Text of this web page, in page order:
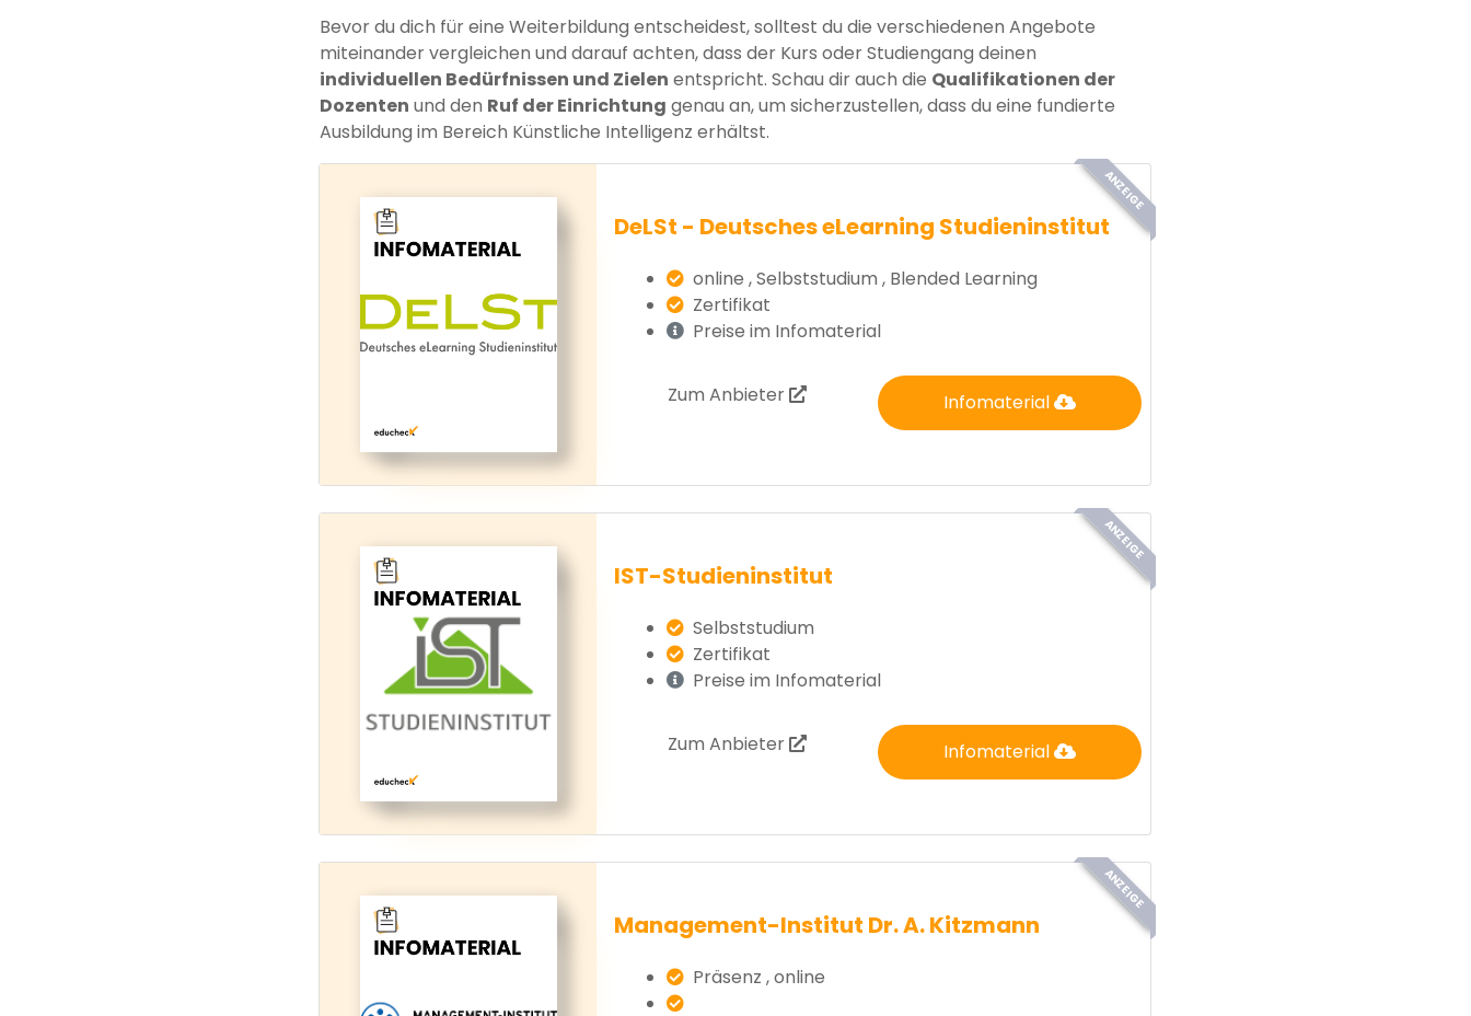
Bevor du dich für eine Weiterbildung entscheidest, solltest du die verschiedenen Angebote
miteinander vergleichen und darauf achten, dass der Kurs oder Studiengang deinen
individuellen Bedürfnissen und Zielen entspricht. Schau dir auch die Qualifikationen der
Dozenten und den Ruf der Einrichtung genau an, um sicherzustellen, dass du eine fundierte
Ausbildung im Bereich Künstliche Intelligenz erhältst.
ANZEIGE
DeLSt - Deutsches eLearning Studieninstitut
online , Selbststudium , Blended Learning
Zertifikat
Preise im Infomaterial
Zum Anbieter Infomaterial
ANZEIGE
IST-Studieninstitut
Selbststudium
Zertifikat
Preise im Infomaterial
Zum Anbieter Infomaterial
ANZEIGE
Management-Institut Dr. A. Kitzmann
Präsenz , online